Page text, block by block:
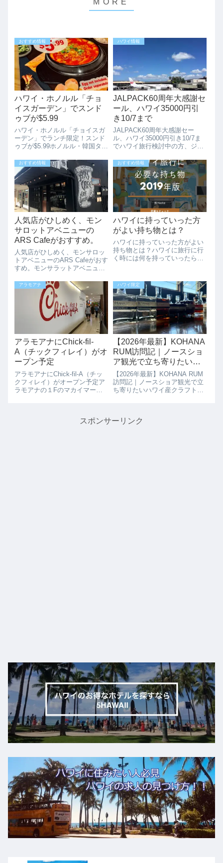
おすすめ情報
ハワイ・ホノルル「チョ
イスガーデン」でスンド
ゥブが$5.99
ハワイ・ホノルル「チョイスガ
ーデン」でランチ限定！スンド
ゥブが$5.99ホノルル・韓国タウ
Garden（チョイスガーデン）
では、ランチタイム限定でお得
なメニューが登場！9月は冷麺
が5.99ドルでした。...
ハワイ情報
JALPACK60周年大感謝セ
ール、ハワイ35000円引
き10/7まで
JALPACK60周年大感謝セー
ル、ハワイ35000円引き10/7ま
でハワイ旅行検討中の方、ジャ
期間限定タイムセール開始して
います。JAL海外ダイナミック
パッケージでは、10月7日まで
の”期間限定”でタイムセー...
おすすめ情報
人気店がひしめく、モン
サロットアベニューの
ARS Cafeがおすすめ。
人気店がひしめく、モンサロッ
トアベニューのARS Cafeがおす
すめ。モンサラットアベニュー
す。最近は、ハワイの水着ショ
ップ「Pualani Hawaii」がオー
プンし、また人気のカフェ「ボ
ガーツカフェ」も移転＆リ...
おすすめ情報
ハワイに持っていった方
がよい持ち物とは？
ハワイに持っていった方がよい
持ち物とは？ハワイに旅行に行
く時には何を持っていったらい
た時に持って来たらいいものの
ご紹介です。1.やっぱりクレジ
ットカードハワイの人は皆クレ
ジットカードで...
アラモアナ
アラモアナにChick-fil-
A（チックフィレイ）がオ
ープン予定
アラモアナにChick-fil-A（チッ
クフィレイ）がオープン予定ア
ラモアナの１Fのマカイマーケ
2022年にオープン予定です。ま
ハワイ限定
【2026年最新】KOHANA
RUM訪問記｜ノースショ
ア観光で立ち寄りたいハ
ワイ産クラフトラム蒸留
所
【2026年最新】KOHANA RUM
訪問記｜ノースショア観光で立
ち寄りたいハワイ産クラフトラ
思いますが、実は途中に立ち寄
スポンサーリンク